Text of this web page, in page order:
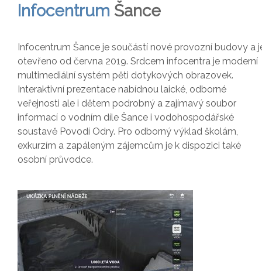
Infocentrum Šance
Infocentrum Šance je součástí nové provozní budovy a
otevřeno od června 2019. Srdcem infocentra je moderní
multimediální systém pěti dotykových obrazovek.
Interaktivní prezentace nabídnou laické, odborné
veřejnosti ale i dětem podrobný a zajímavý soubor
informací o vodním díle Šance i vodohospodářské
soustavě Povodí Odry. Pro odborný výklad školám,
exkurzím a zapáleným zájemcům je k dispozici také
osobní průvodce.